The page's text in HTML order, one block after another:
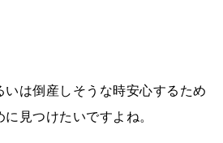
は倒産しそうな時安心するため
見つけたいですよね。